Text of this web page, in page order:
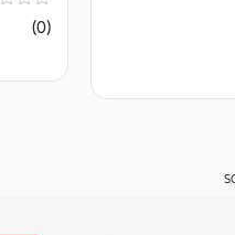
אין
ביקורות
(0)